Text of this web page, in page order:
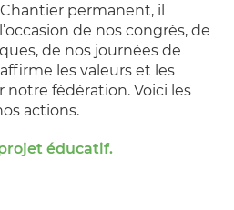
permanent, il
de nos congrès, de
de nos journées de
les valeurs et les
notre fédération. Voici les
actions.
éducatif.